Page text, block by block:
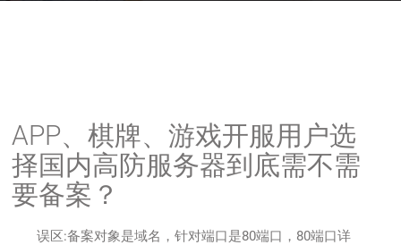
APP、棋牌、游戏开服用户选
择国内高防服务器到底需不需
要备案？
误区:备案对象是域名，针对端口是80端口，80端口详